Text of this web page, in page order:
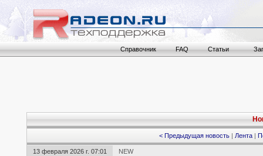
Справочник FAQ Статьи
< Предыдущая новость | Лента |
13 февраля 2026 г. 07:01 NEW